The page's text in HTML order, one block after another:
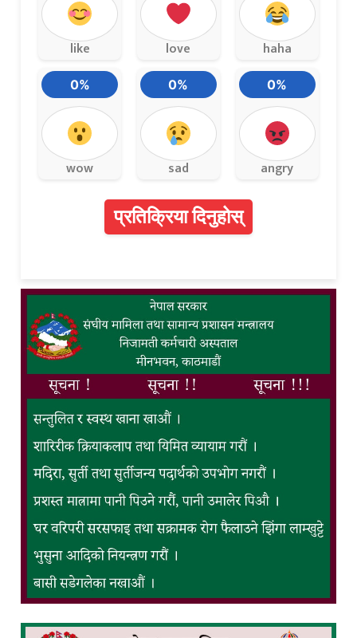
like love haha
0%
wow
0%
sad
0%
angry
प्रतिक्रिया दिनुहोस्